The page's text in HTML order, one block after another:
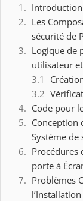
Les
sécurité de
Logique de
utilisateur
Code pour
Conception
Système de
Procédures
porte à
Problèmes